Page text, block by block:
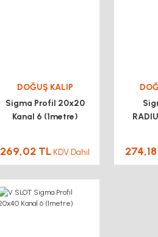
DOĞUŞ KALIP
Sigma Profil 20x20
Kanal 6 (1metre)
269,02 TL KDV Dahil